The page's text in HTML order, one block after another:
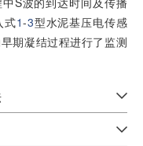
式1-3型水泥基压电传感
期凝结过程进行了监测